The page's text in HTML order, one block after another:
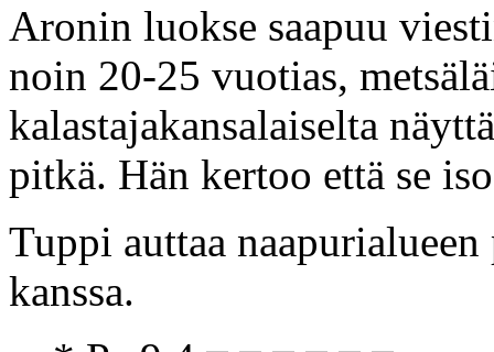
Aronin luokse saapuu
noin 20-25 vuotias,
kalastajakansalaiselta
pitkä. Hän kertoo että se
Tuppi auttaa
kanssa.